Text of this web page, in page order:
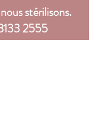
stérilisons.
2555